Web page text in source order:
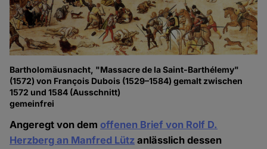
Bartholomäusnacht, "Massacre de la Saint-Barthélemy"
(1572) von François Dubois (1529–1584) gemalt zwischen
1572 und 1584 (Ausschnitt)
gemeinfrei
Angeregt von demoffenen Brief von Rolf D.
Herzberg an Manfred Lütz anlässlich dessen